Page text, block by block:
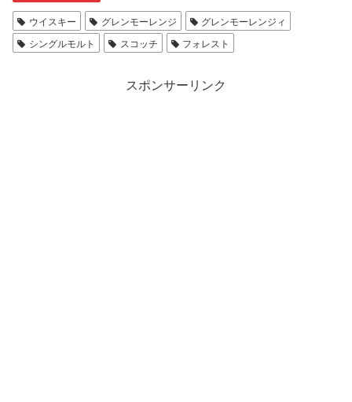
ウイスキー グレンモーレンジ
グレンモーレンジィ
シングルモルト
スコッチ フォレスト
スポンサーリンク